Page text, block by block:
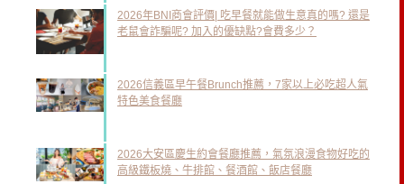
2026年BNI商會評價| 吃早餐就能做生意真的嗎? 還是
老鼠會詐騙呢? 加入的優缺點?會費多少？
2026信義區早午餐Brunch推薦，7家以上必吃超人氣
特色美食餐廳
2026大安區慶生約會餐廳推薦，氣氛浪漫食物好吃的
高級鐵板燒、牛排館、餐酒館、飯店餐廳